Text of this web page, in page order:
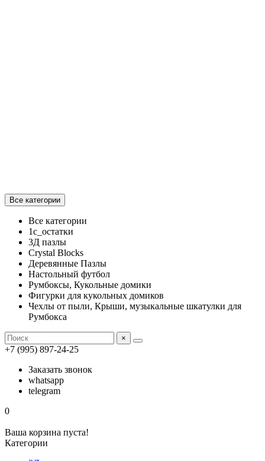
Все категории
Все категории
1с_остатки
3Д пазлы
Crystal Blocks
Деревянные Пазлы
Настольный футбол
Румбоксы, Кукольные домики
Фигурки для кукольных домиков
Чехлы от пыли, Крыши, музыкальные шкатулки для
Румбокса
×
+7 (995) 897-24-25
Заказать звонок
whatsapp
telegram
0
Ваша корзина пуста!
Категории